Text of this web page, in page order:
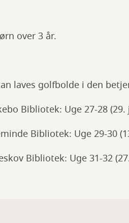
over 3 år.
laves golfbolde i den
Bibliotek: Uge 27-28
Bibliotek: Uge 29-30
Bibliotek: Uge 31-32